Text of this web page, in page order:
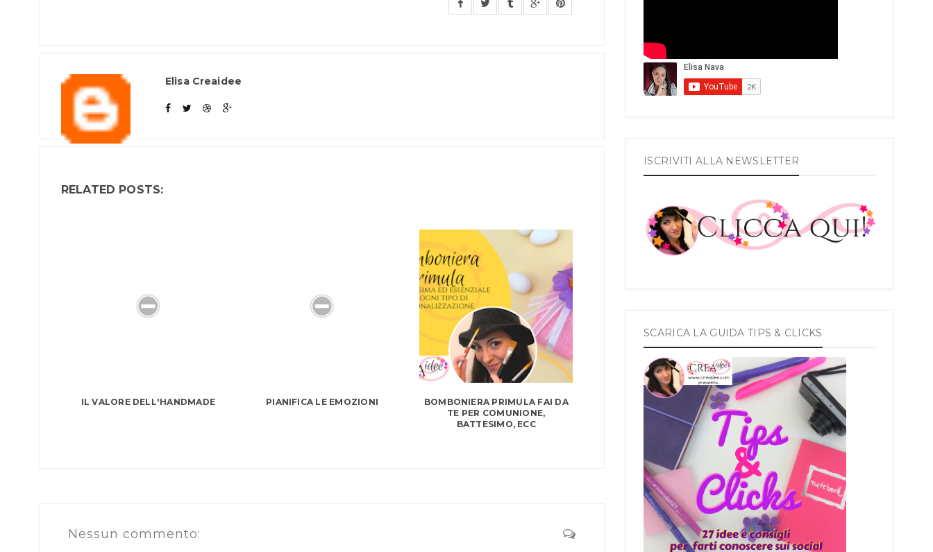
Elisa Creaidee
RELATED POSTS:
IL VALORE DELL'HANDMADE PIANIFICA LE EMOZIONI
BOMBONIERA PRIMULA FAI DA
TE PER COMUNIONE,
BATTESIMO, ECC
Nessun commento:
ISCRIVITI ALLA NEWSLETTER
SCARICA LA GUIDA TIPS & CLICKS